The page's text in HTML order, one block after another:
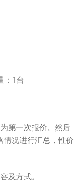
：1台
第一次报价。然后
情况进行汇总，性价
及方式。